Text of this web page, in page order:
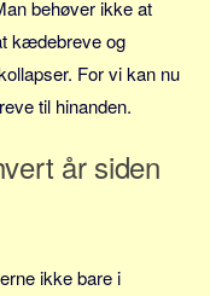
behøver ikke at
kædebreve og
For vi kan nu
til hinanden.
år siden
ikke bare i